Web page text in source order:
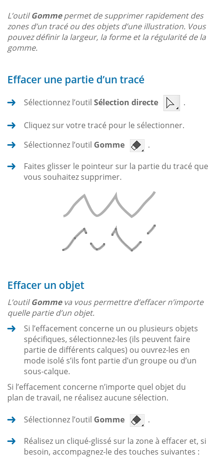
L’outilGommepermet de supprimer rapidement des
zones d’un tracé ou des objets d’une illustration. Vous
pouvez définir la largeur, la forme et la régularité de la
gomme.
Effacer une partie d’un tracé
Sélectionnez l’outil Sélection directe .
Cliquez sur votre tracé pour le sélectionner.
Sélectionnez l’outil Gomme
.
Faites glisser le pointeur sur la partie du tracé que
vous souhaitez supprimer.
Effacer un objet
L’outilGommeva vous permettre d’effacer n’importe
quelle partie d’un objet.
Si l’effacement concerne un ou plusieurs objets
spécifiques, sélectionnez-les (ils peuvent faire
partie de différents calques) ou ouvrez-les en
mode isolé s’ils font partie d’un groupe ou d’un
sous-calque.
Si l’effacement concerne n’importe quel objet du
plan de travail, ne réalisez aucune sélection.
Sélectionnez l’outil Gomme
.
Réalisez un cliqué-glissé sur la zone à effacer et, si
besoin, accompagnez-le des touches suivantes :